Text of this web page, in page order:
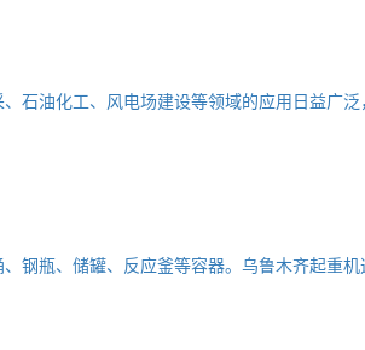
石油化工、风电场建设等领域的应用日益广
瓶、储罐、反应釜等容器。乌鲁木齐起重机